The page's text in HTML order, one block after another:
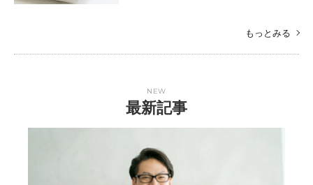
もっとみる
NEW
最新記事